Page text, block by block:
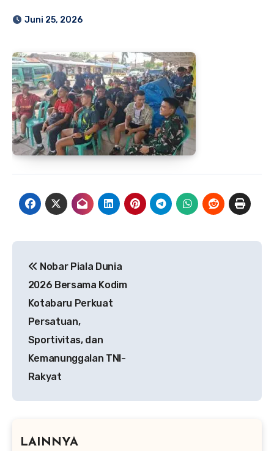
Juni 25, 2026
pos
Nobar Piala Dunia
2026 Bersama Kodim
Kotabaru Perkuat
Persatuan,
Sportivitas, dan
Kemanunggalan TNI-
Rakyat
LAINNYA